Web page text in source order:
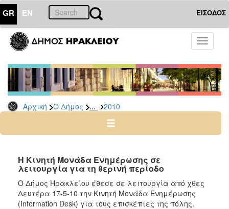
GR EN ΕΙΣΟΔΟΣ
Toggle
Αρχική Ο Δήμος ... 2010
ΔΗΜΟΣ
Δελτία
Τύπου
Αρχείο
2026
2024
2022
2021
2020
Η Κινητή Μονάδα Ενημέρωσης σε
λειτουργία για τη θερινή περίοδο
Ο Δήμος Ηρακλείου έθεσε σε λειτουργία από χθες
Δευτέρα 17-5-10 την Κινητή Μονάδα Ενημέρωσης
(Information Desk) για τους επισκέπτες της πόλης.